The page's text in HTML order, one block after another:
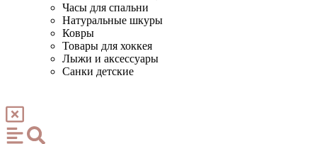
Часы для спальни
Натуральные шкуры
Ковры
Товары для хоккея
Лыжи и аксессуары
Санки детские